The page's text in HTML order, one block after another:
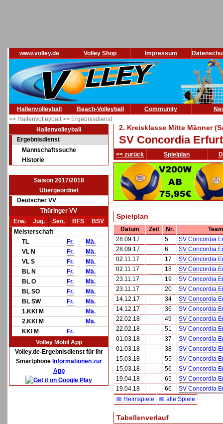
www.volley.de Volley Shop Impressum
Hallenvolleyball Beach-Volleyball Community
>> Hallenvolleyball >> Ergebnisdienst
Hallenvolleyball
Ergebnisdienst
Mannschaftssuche
Historie
Saison 2017/2018
Übergeordnet
Deutscher VV
Thüringer VV
Erw.
Jug. Sen. BFS
BSV
Meisterschaft
TL
Fr.
Mä.
VL N
Fr.
Mä.
VL S
Fr.
Mä.
BL N
Fr.
Mä.
BL O
Fr.
Mä.
BL SO
Fr.
Mä.
BL SW
Fr.
Mä.
1.KKl M
Mä.
2.KKl M
Mä.
KKl M
Fr.
Volley Mobil App
Volley.de-Ergebnisdienst für Ihr
Smartphone Informationen zur
App
2. Kreisklasse Mitte Männer
SV Concordia
<< zurück Spielplan
Spielplan
Datum Zeit Nr.
28.09.17
5
SV Concordia
28.09.17
6
SV Concordia
02.11.17
17
SV Concordia
02.11.17
18
SV Concordia
23.11.17
19
SV Concordia
23.11.17
20
SV Concordia
14.12.17
34
SV Concordia
14.12.17
36
SV Concordia
22.02.18
49
SV Concordia
22.02.18
51
SV Concordia
01.03.18
37
SV Concordia
01.03.18
38
SV Concordia
15.03.18
55
SV Concordia
15.03.18
56
SV Concordia
19.04.18
65
SV Concordia
19.04.18
66
SV Concordia
📅 Heimspiele
📅 alle Spiele
Tabellenverlauf